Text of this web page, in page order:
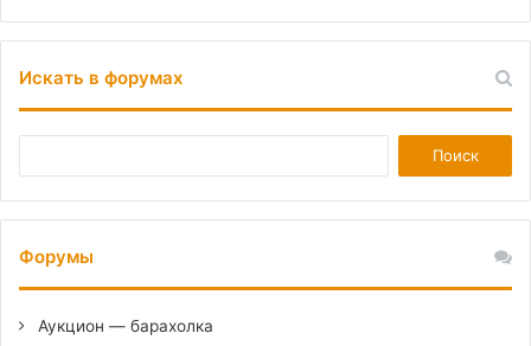
Искать в форумах
Форумы
Аукцион — барахолка